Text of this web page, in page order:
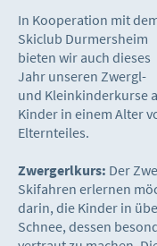
In Kooperation mit
Skiclub Durmersheim
bieten wir auch dieses
Jahr unseren Zwergl-
und Kleinkinderkurse
Kinder in einem Alter
Elternteiles.
Zwergerlkurs: Der
Skifahren erlernen
darin, die Kinder in
Schnee, dessen